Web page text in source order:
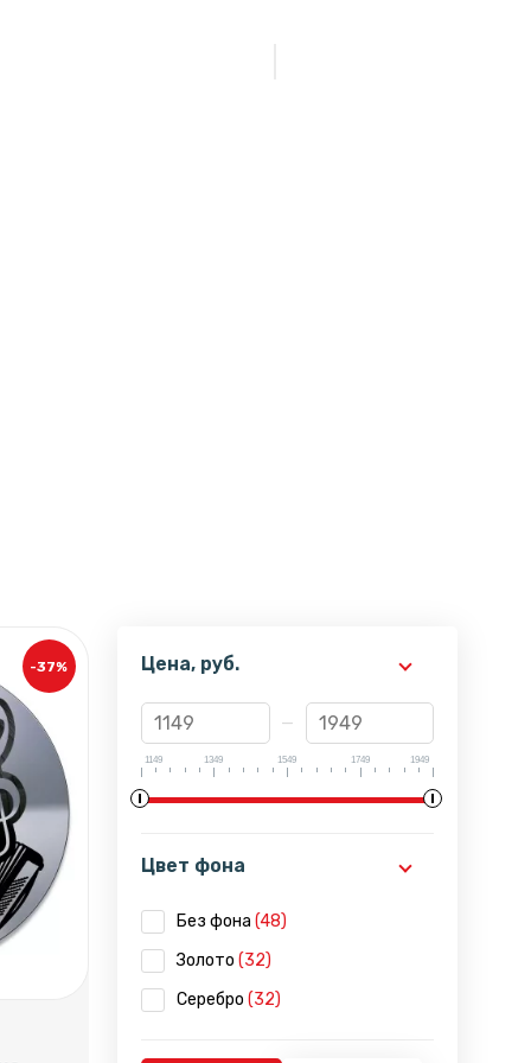
Цена, руб.
1149 1349 1549 1749 1949
Цвет фона
Без фона (48)
Золото (32)
Серебро (32)
-37%